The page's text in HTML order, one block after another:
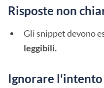
Risposte non
Gli snippet devono
leggibili.
Ignorare